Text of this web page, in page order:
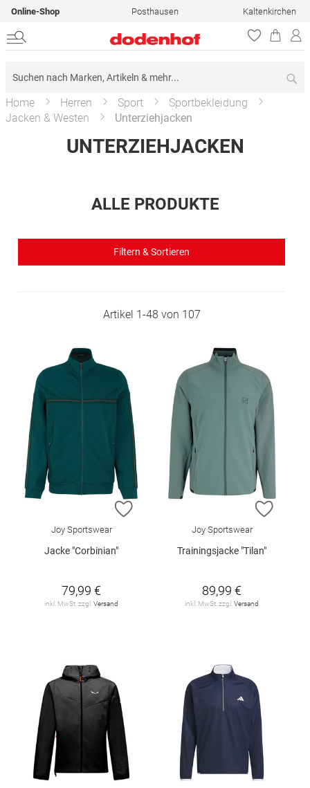
Online-Shop Posthausen Kaltenkirchen
Home Herren Sport
Sportbekleidung
Jacken & Westen
Unterziehjacken
UNTERZIEHJACKEN
ALLE PRODUKTE
Filtern & Sortieren
Artikel 1-48 von 107
ZUR WUNSCHLISTE HINZUFÜGEN
Joy Sportswear
Jacke "Corbinian"
79,99 €
inkl. MwSt. zzgl. Versand
ZUR
Joy Sportswear
Trainingsjacke "Tilan"
89,99 €
inkl. MwSt. zzgl. Versand